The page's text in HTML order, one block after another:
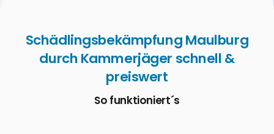
Schädlingsbekämpfung Maulburg
durch Kammerjäger schnell &
preiswert
So funktioniert´s